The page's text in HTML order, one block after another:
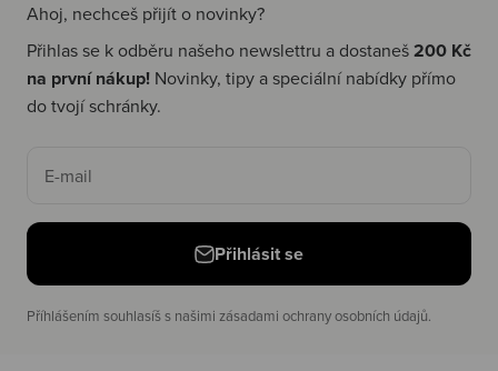
Ahoj, nechceš přijít o novinky?
Přihlas se k odběru našeho newslettru a dostaneš200 Kč
na první nákup! Novinky, tipy a speciální nabídky přímo
do tvojí schránky.
E-mail
Přihlásit se
Příhlášením souhlasíš s našimi zásadami ochrany osobních údajů.